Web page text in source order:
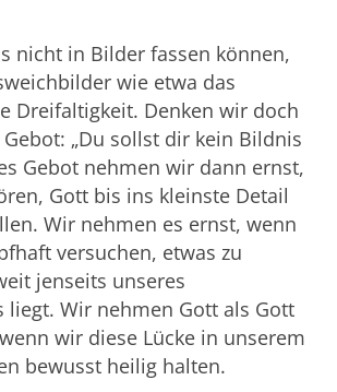
nicht in Bilder fassen können,
wie etwa das
Dreifaltigkeit. Denken wir doch
„Du sollst dir kein Bildnis
Gebot nehmen wir dann ernst,
Gott bis ins kleinste Detail
Wir nehmen es ernst, wenn
versuchen, etwas zu
jenseits unseres
liegt. Wir nehmen Gott als Gott
wir diese Lücke in unserem
bewusst heilig halten.